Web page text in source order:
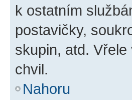
k ostatním
postavičky,
skupin, atd.
chvil.
Nahoru